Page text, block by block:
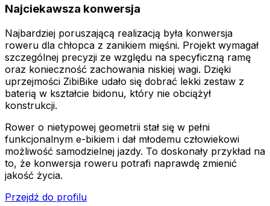
Najciekawsza konwersja
Najbardziej poruszającą realizacją była konwersja
roweru dla chłopca z zanikiem mięśni. Projekt wymagał
szczególnej precyzji ze względu na specyficzną ramę
oraz konieczność zachowania niskiej wagi. Dzięki
uprzejmości ZibiBike udało się dobrać lekki zestaw z
baterią w kształcie bidonu, który nie obciążył
konstrukcji.
Rower o nietypowej geometrii stał się w pełni
funkcjonalnym e-bikiem i dał młodemu człowiekowi
możliwość samodzielnej jazdy. To doskonały przykład na
to, że konwersja roweru potrafi naprawdę zmienić
jakość życia.
Przejdź do profilu